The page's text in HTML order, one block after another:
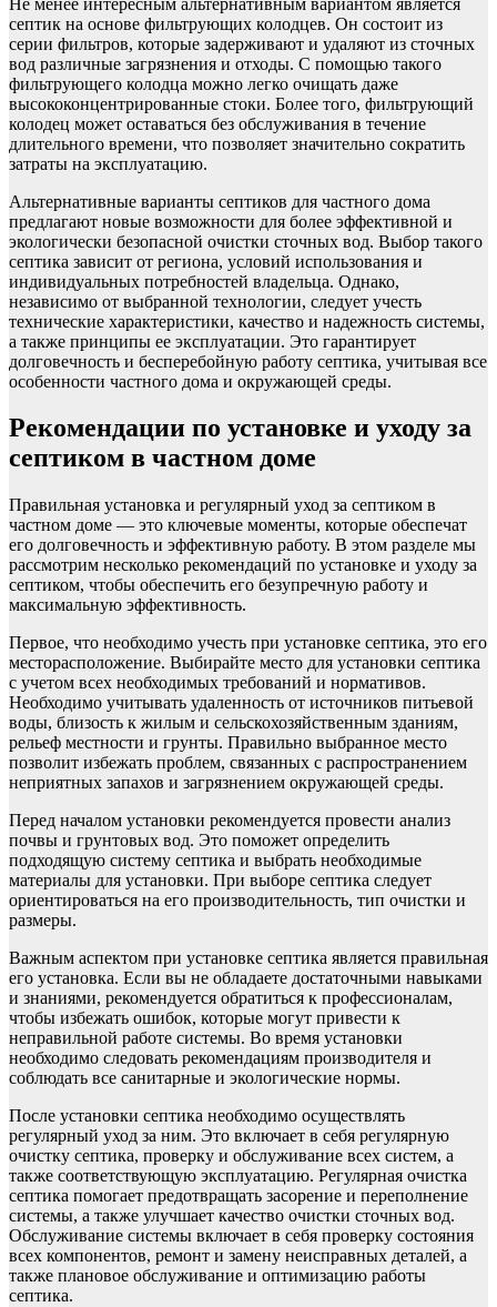
септик на основе фильтрующих колодцев. Он состоит из
серии фильтров, которые задерживают и удаляют из сточных
вод различные загрязнения и отходы. С помощью такого
фильтрующего колодца можно легко очищать даже
высококонцентрированные стоки. Более того, фильтрующий
колодец может оставаться без обслуживания в течение
длительного времени, что позволяет значительно сократить
затраты на эксплуатацию.
Альтернативные варианты септиков для частного дома
предлагают новые возможности для более эффективной и
экологически безопасной очистки сточных вод. Выбор такого
септика зависит от региона, условий использования и
индивидуальных потребностей владельца. Однако,
независимо от выбранной технологии, следует учесть
технические характеристики, качество и надежность системы,
а также принципы ее эксплуатации. Это гарантирует
долговечность и бесперебойную работу септика, учитывая все
особенности частного дома и окружающей среды.
Рекомендации по установке и уходу за
септиком в частном доме
Правильная установка и регулярный уход за септиком в
частном доме — это ключевые моменты, которые обеспечат
его долговечность и эффективную работу. В этом разделе мы
рассмотрим несколько рекомендаций по установке и уходу за
септиком, чтобы обеспечить его безупречную работу и
максимальную эффективность.
Первое, что необходимо учесть при установке септика, это его
месторасположение. Выбирайте место для установки септика
с учетом всех необходимых требований и нормативов.
Необходимо учитывать удаленность от источников питьевой
воды, близость к жилым и сельскохозяйственным зданиям,
рельеф местности и грунты. Правильно выбранное место
позволит избежать проблем, связанных с распространением
неприятных запахов и загрязнением окружающей среды.
Перед началом установки рекомендуется провести анализ
почвы и грунтовых вод. Это поможет определить
подходящую систему септика и выбрать необходимые
материалы для установки. При выборе септика следует
ориентироваться на его производительность, тип очистки и
размеры.
Важным аспектом при установке септика является правильная
его установка. Если вы не обладаете достаточными навыками
и знаниями, рекомендуется обратиться к профессионалам,
чтобы избежать ошибок, которые могут привести к
неправильной работе системы. Во время установки
необходимо следовать рекомендациям производителя и
соблюдать все санитарные и экологические нормы.
После установки септика необходимо осуществлять
регулярный уход за ним. Это включает в себя регулярную
очистку септика, проверку и обслуживание всех систем, а
также соответствующую эксплуатацию. Регулярная очистка
септика помогает предотвращать засорение и переполнение
системы, а также улучшает качество очистки сточных вод.
Обслуживание системы включает в себя проверку состояния
всех компонентов, ремонт и замену неисправных деталей, а
также плановое обслуживание и оптимизацию работы
септика.